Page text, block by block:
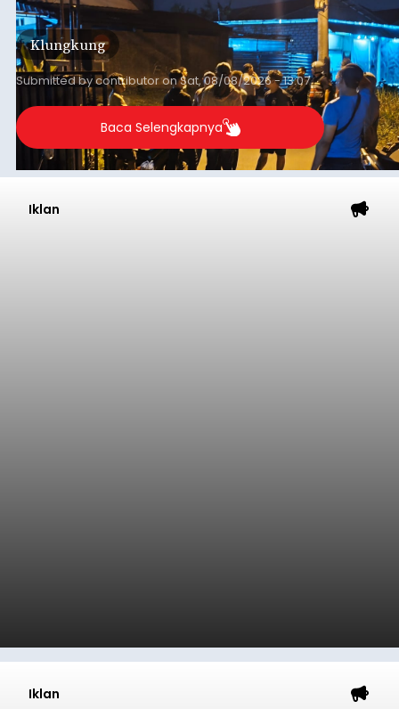
keributan di barat Pasar Galiran, peristiwa serupa
kini menimpa seorang pemuda asal Kabupaten
Sumba Barat Daya (SBD), Nusa Tenggara Timur
(NTT).
Klungkung
Submitted bycontributoronSat, 08/08/2026 - 13:07
Baca Selengkapnya
Iklan
Iklan